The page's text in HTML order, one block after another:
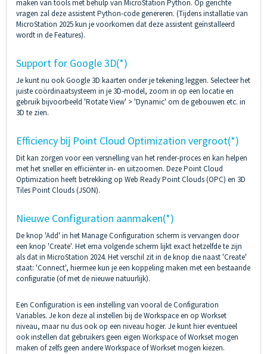
maken van tools met behulp van MicroStation Python. Op gerichte
vragen zal deze assistent Python-code genereren. (Tijdens installatie van
MicroStation 2025 kun je voorkomen dat deze assistent geïnstalleerd
wordt in de Features).
Support for Google 3D(*)
Je kunt nu ook Google 3D kaarten onder je tekening leggen. Selecteer het
juiste coördinaatsysteem in je 3D-model, zoom in op een locatie en
gebruik bijvoorbeeld 'Rotate View' > 'Dynamic' om de gebouwen etc. in
3D te zien.
Efficiency bij Point Cloud Optimization vergroot(*)
Dit kan zorgen voor een versnelling van het render-proces en kan helpen
met het sneller en efficiënter in- en uitzoomen. Deze Point Cloud
Optimization heeft betrekking op Web Ready Point Clouds (OPC) en 3D
Tiles Point Clouds (JSON).
Nieuwe Configuration aanmaken(*)
De knop 'Add' in het Manage Configuration scherm is vervangen door
een knop 'Create'. Het erna volgende scherm lijkt exact hetzelfde te zijn
als dat in MicroStation 2024. Het verschil zit in de knop die naast 'Create'
staat: 'Connect', hiermee kun je een koppeling maken met een bestaande
configuratie (of met de nieuwe natuurlijk).
Een Configuration is een instelling van vooral de Configuration
Variables. Je kon deze al instellen bij de Workspace en op Workset
niveau, maar nu dus ook op een niveau hoger. Je kunt hier eventueel
ook instellen dat gebruikers geen eigen Workspace of Workset mogen
maken of zelfs geen andere Workspace of Workset mogen kiezen.